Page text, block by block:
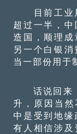
目前工业用
超过一半，中
造国，顺理成
另一个白银
当一部份用于
话说回来，
升，原因当然
中是受到地缘
有人相信涉及